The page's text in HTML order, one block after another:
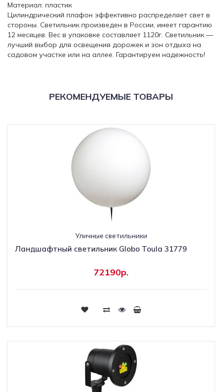
Материал: пластик
Цилиндрический плафон эффективно распределяет свет в
стороны. Светильник произведен в России, имеет гарантию
12 месяцев. Вес в упаковке составляет 1120г. Светильник —
лучший выбор для освещения дорожек и зон отдыха на
садовом участке или на аллее. Гарантируем надежность!
РЕКОМЕНДУЕМЫЕ ТОВАРЫ
Уличные светильники
Ландшафтный светильник Globo Toula 31779
72190р.